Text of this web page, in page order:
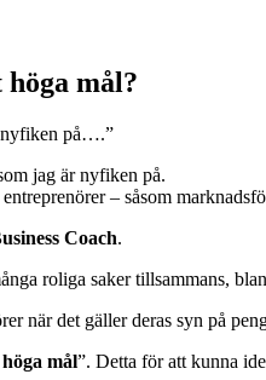
mål?
nyfiken på….”
jag är nyfiken på.
– såsom
Coach.
roliga saker tillsammans,
när det gäller deras syn på
mål”. Detta för att kunna